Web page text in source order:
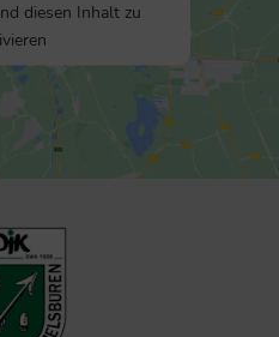
diesen Inhalt zu